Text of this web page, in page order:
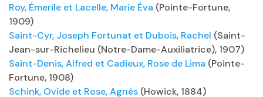
Roy, Émerile et Lacelle, Marie Éva (Pointe-Fortune,
1909)
Saint-Cyr, Joseph Fortunat et Dubois, Rachel (Saint-
Jean-sur-Richelieu (Notre-Dame-Auxiliatrice), 1907)
Saint-Denis, Alfred et Cadieux, Rose de Lima (Pointe-
Fortune, 1908)
Schink, Ovide et Rose, Agnès (Howick, 1884)